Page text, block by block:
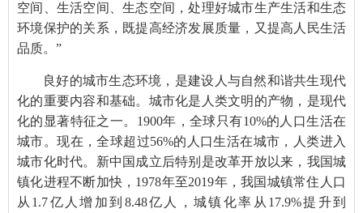
空间、生活空间、生态空间，处理好城市生产生活和生态
环境保护的关系，既提高经济发展质量，又提高人民生活
品质。”
良好的城市生态环境，是建设人与自然和谐共生现代
化的重要内容和基础。 城市化是人类文明的产物，是现代
化的显著特征之一。 1900年，全球只有10%的人口生活在
城市。现在，全球超过56%的人口生活在城市，人类进入
城市化时代。新中国成立后特别是改革开放以来，我国城
镇化进程不断加快， 1978年至2019年，我国城镇常住人口
从 1.7亿人增加到 8.48亿人，城镇化率从 17.9%提升到